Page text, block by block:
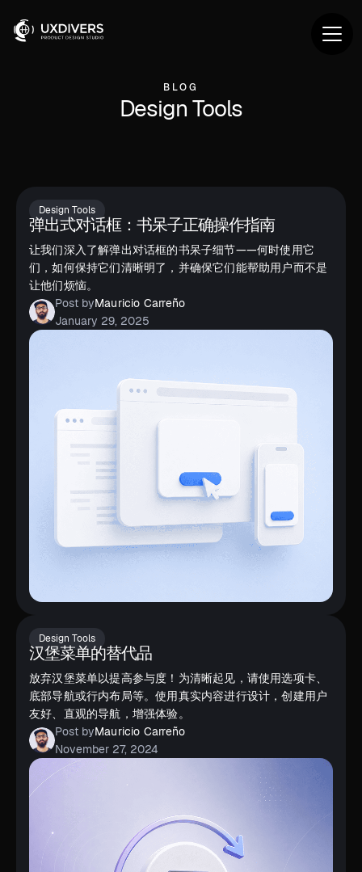
BLOG
Design Tools
Design Tools
弹出式对话框：书呆子正确操作指南
让我们深入了解弹出对话框的书呆子细节——何时使用它
们，如何保持它们清晰明了，并确保它们能帮助用户而不是
让他们烦恼。
Post byMauricio Carreño
January 29, 2025
Design Tools
汉堡菜单的替代品
放弃汉堡菜单以提高参与度！为清晰起见，请使用选项卡、
底部导航或行内布局等。使用真实内容进行设计，创建用户
友好、直观的导航，增强体验。
Post byMauricio Carreño
November 27, 2024